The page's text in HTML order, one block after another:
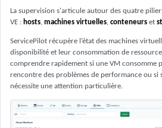
La supervision s'articule autour des quatre
VE : hosts, machines virtuelles, conteneurset
ServicePilot récupère l’état des machines
disponibilité et leur consommation de
comprendre rapidement si une VM consomme
rencontre des problèmes de performance ou si
nécessite une attention particulière.